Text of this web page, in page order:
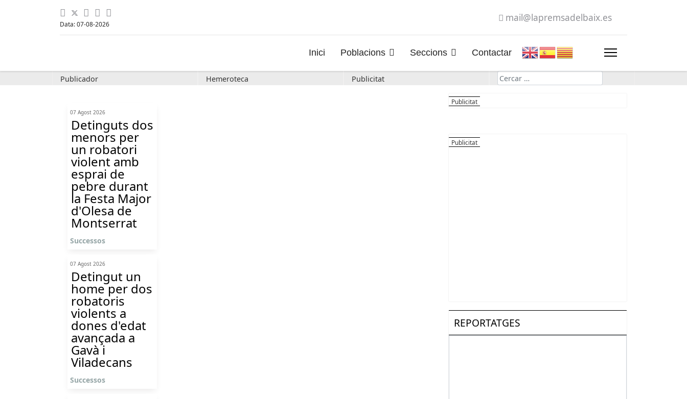
Data: 07-08-2026
mail@lapremsadelbaix.es
Inici Poblacions Seccions Contactar
Publicador Hemeroteca Publicitat Cerca
07 Agost 2026
Detinguts dos
menors per
un robatori
violent amb
esprai de
pebre durant
la Festa Major
d'Olesa de
Montserrat
Successos
07 Agost 2026
Detingut un
home per dos
robatoris
violents a
dones d'edat
avançada a
Gavà i
Viladecans
Successos
REPORTATGES